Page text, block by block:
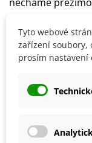
Detaily produktu
SOUVISEJÍCÍ
Tyto webové
zařízení soubory,
prosím nastavení